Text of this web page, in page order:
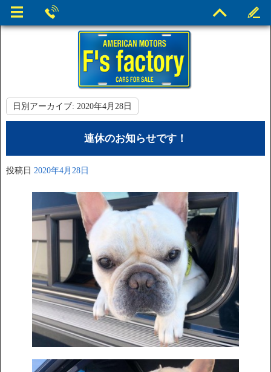
日別アーカイブ: 2020年4月28日
連休のお知らせです！
投稿日 2020年4月28日